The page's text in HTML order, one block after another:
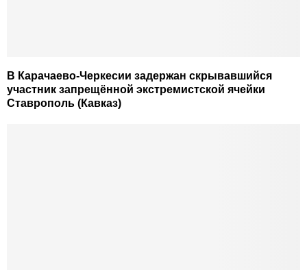
В Карачаево-Черкесии задержан скрывавшийся
участник запрещённой экстремистской ячейки
Ставрополь (Кавказ)